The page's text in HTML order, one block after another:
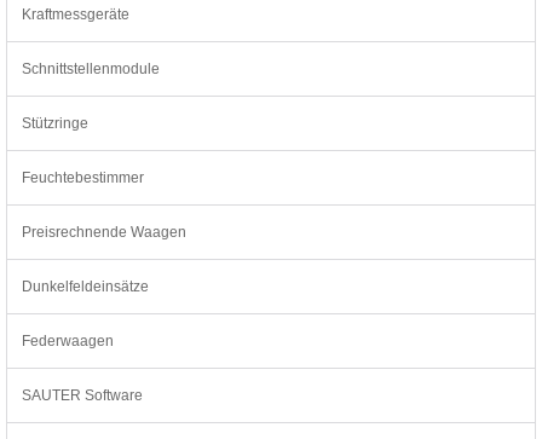
Kraftmessgeräte
Schnittstellenmodule
Stützringe
Feuchtebestimmer
Preisrechnende Waagen
Dunkelfeldeinsätze
Federwaagen
SAUTER Software